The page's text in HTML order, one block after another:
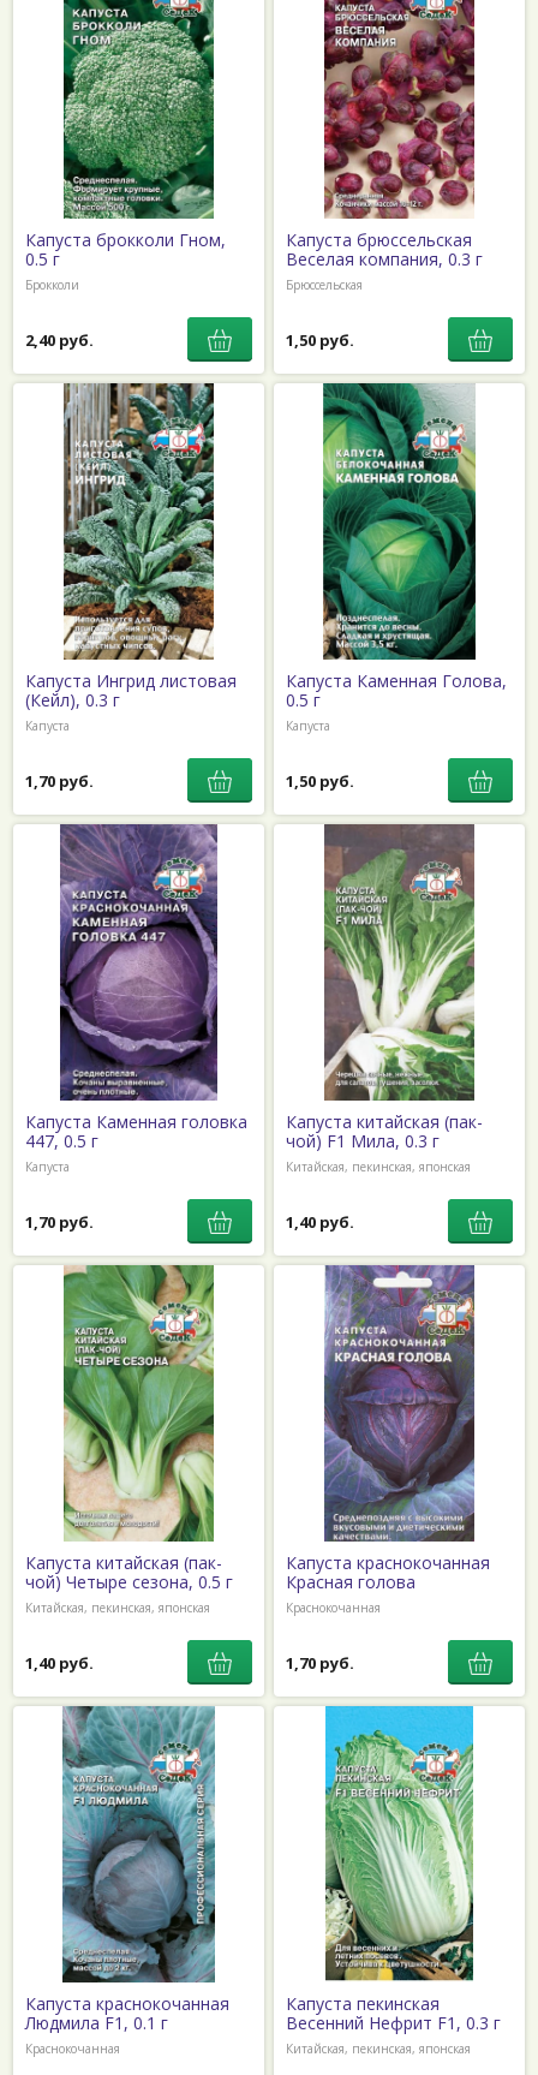
Капуста брокколи Гном,
0.5 г
Брокколи
2,40 руб.
Капуста брюссельская
Веселая компания, 0.3 г
Брюссельская
1,50 руб.
Капуста Ингрид листовая
(Кейл), 0.3 г
Капуста
1,70 руб.
Капуста Каменная Голова,
0.5 г
Капуста
1,50 руб.
Капуста Каменная головка
447, 0.5 г
Капуста
1,70 руб.
Капуста китайская (пак-
чой) F1 Мила, 0.3 г
Китайская, пекинская, японская
1,40 руб.
Капуста китайская (пак-
чой) Четыре сезона, 0.5 г
Китайская, пекинская, японская
1,40 руб.
Капуста краснокочанная
Красная голова
Краснокочанная
1,70 руб.
Капуста краснокочанная
Людмила F1, 0.1 г
Краснокочанная
Капуста пекинская
Весенний Нефрит F1, 0.3 г
Китайская, пекинская, японская